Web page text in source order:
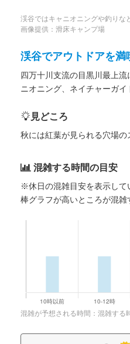
渓谷ではキャニオニングや釣りな
画像提供：滑床キャンプ場
渓谷でアウトドアを
四万十川支流の目黒川最上
ニオニング、ネイチャーガ
見どころ
秋には紅葉が見られる穴場の
混雑する時間の目安
※休日の混雑目安を表示して
棒グラフが高いところが混雑
混雑が予想される時間：混雑する